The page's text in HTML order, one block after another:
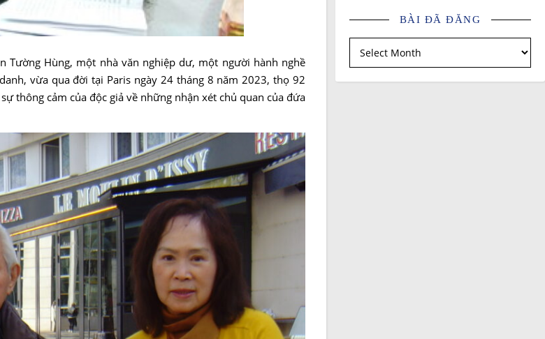
Hùng, một nhà văn nghiệp dư, một người hành nghề
vừa qua đời tại Paris ngày 24 tháng 8 năm 2023, thọ 92
thông cảm của độc giả về những nhận xét chủ quan của đứa
BÀI ĐÃ ĐĂNG
Bài đã đăng